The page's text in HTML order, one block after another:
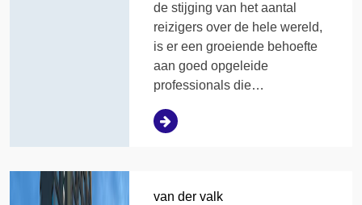
de stijging van het aantal
reizigers over de hele wereld,
is er een groeiende behoefte
aan goed opgeleide
professionals die…
van der valk